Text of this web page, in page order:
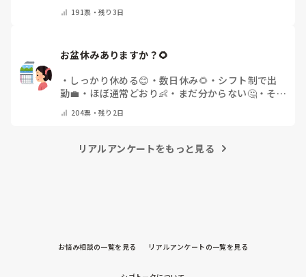
191票・残り3日
お盆休みありますか？🌻
・ しっかり休める😊 ・ 数日休み🌻 ・ シフト制で出
勤💼 ・ ほぼ通常どおり👶 ・ まだ分からない🤔・ その
204票・残り2日
リアルアンケートをもっと見る
お悩み相談の一覧を見る リアルアンケートの一覧を見る